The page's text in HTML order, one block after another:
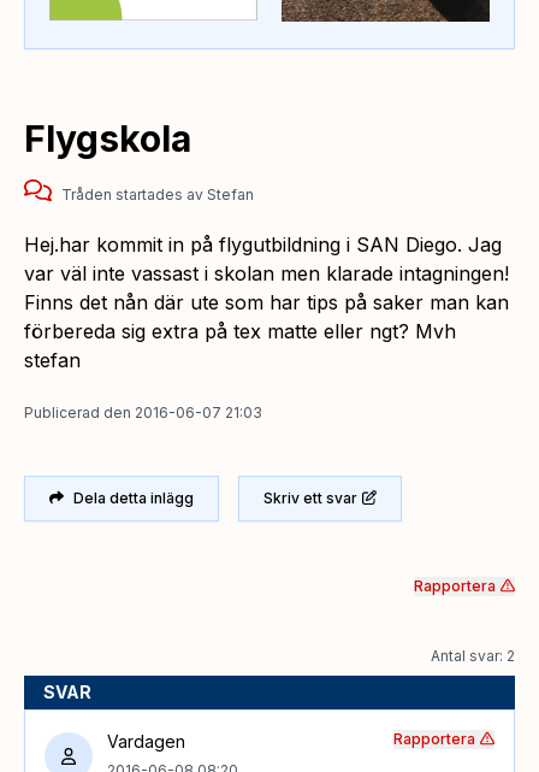
Flygskola
Tråden startades av Stefan
Hej.har kommit in på flygutbildning i SAN Diego. Jag
var väl inte vassast i skolan men klarade intagningen!
Finns det nån där ute som har tips på saker man kan
förbereda sig extra på tex matte eller ngt? Mvh
stefan
Publicerad den 2016-06-07 21:03
Dela detta inlägg Skriv ett svar
Rapportera
Antal svar: 2
SVAR
Vardagen Rapportera